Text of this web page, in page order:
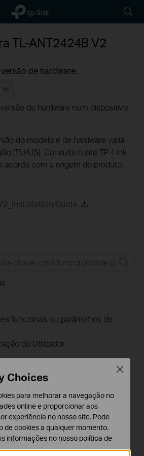
TP-Link,
Reliably
icon
TL-ANT2424B V2
de hardware:
de hardware num dispositivo
do modelo e de hardware varia
(EU/US). Consulte o site TP-Link
acordo com a origem do produto.
Guide
:
funcionais ou parâmetros de
do Utilizador
do modelo do seu dispositivo
views
Outdoor Antennas
Choices
para melhorar a navegação no
online e proporcionar aos
experiência no nosso site. Pode
de cookies a qualquer momento.
informações no nosso política de
Close